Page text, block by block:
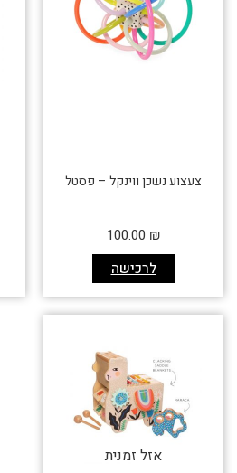
צעצוע נשכן ווינקל – פסטל
לרכישה
100.00 ₪
אזל זמנית